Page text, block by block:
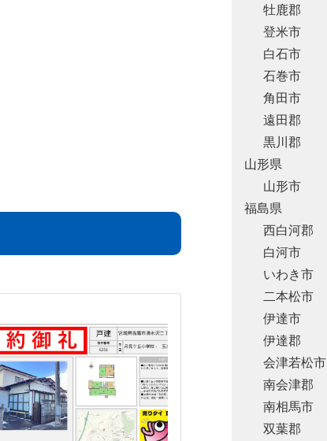
牡鹿郡
登米市
白石市
石巻市
角田市
遠田郡
黒川郡
山形県
山形市
福島県
西白河郡
白河市
いわき市
二本松市
伊達市
伊達郡
会津若松市
南会津郡
南相馬市
双葉郡